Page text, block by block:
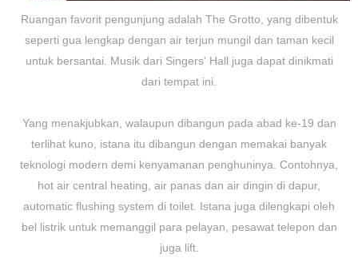
Ruangan favorit pengunjung adalah The Grotto, yang dibentuk
seperti gua lengkap dengan air terjun mungil dan taman kecil
untuk bersantai. Musik dari Singers' Hall juga dapat dinikmati
dari tempat ini.
Yang menakjubkan, walaupun dibangun pada abad ke-19 dan
terlihat kuno, istana itu dibangun dengan memakai banyak
teknologi modern demi kenyamanan penghuninya. Contohnya,
hot air central heating, air panas dan air dingin di dapur,
automatic flushing system di toilet. Istana juga dilengkapi oleh
bel listrik untuk memanggil para pelayan, pesawat telepon dan
juga lift.